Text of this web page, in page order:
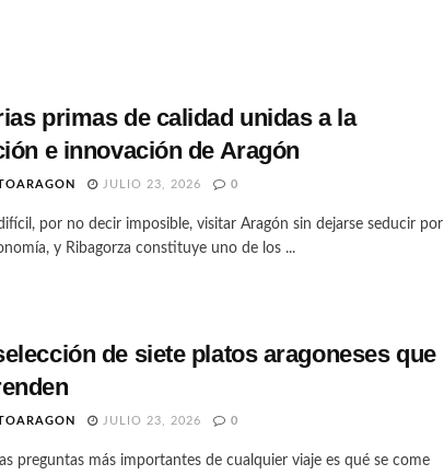
primas de calidad unidas a la
e innovación de Aragón
JULIO 23, 2026 0
por no decir imposible, visitar Aragón sin dejarse seducir por
y Ribagorza constituye uno de los ...
de siete platos aragoneses que
JULIO 23, 2026 0
preguntas más importantes de cualquier viaje es qué se come